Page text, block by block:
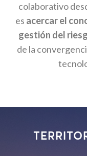
colaborativo
es acercar el
gestión del
de la